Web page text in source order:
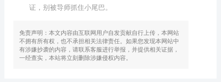
证，别被导师抓住小尾巴。
免责声明：本文内容由互联网用户自发贡献自行上传，本网站
不拥有所有权，也不承担相关法律责任。如果您发现本网站中
有涉嫌抄袭的内容，请联系客服进行举报，并提供相关证据，
一经查实，本站将立刻删除涉嫌侵权内容。